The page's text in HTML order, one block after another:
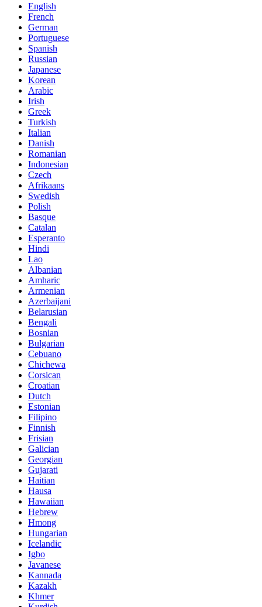
English
French
German
Portuguese
Spanish
Russian
Japanese
Korean
Arabic
Irish
Greek
Turkish
Italian
Danish
Romanian
Indonesian
Czech
Afrikaans
Swedish
Polish
Basque
Catalan
Esperanto
Hindi
Lao
Albanian
Amharic
Armenian
Azerbaijani
Belarusian
Bengali
Bosnian
Bulgarian
Cebuano
Chichewa
Corsican
Croatian
Dutch
Estonian
Filipino
Finnish
Frisian
Galician
Georgian
Gujarati
Haitian
Hausa
Hawaiian
Hebrew
Hmong
Hungarian
Icelandic
Igbo
Javanese
Kannada
Kazakh
Khmer